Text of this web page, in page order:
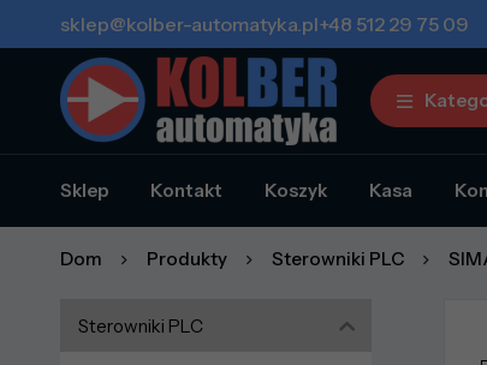
sklep@kolber-automatyka.pl+48 512 29 75 09
Sklep Kontakt Koszyk Kasa
Dom Produkty Sterowniki PLC
Sterowniki PLC